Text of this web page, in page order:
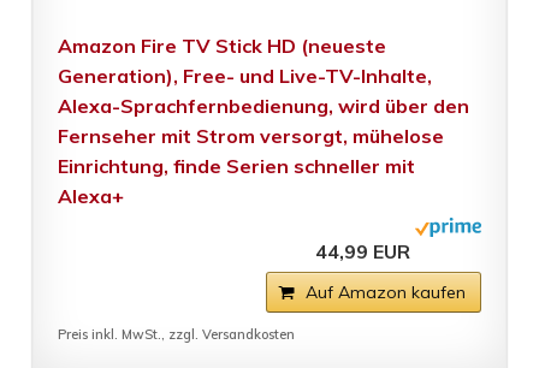
Amazon Fire TV Stick HD (neueste
Generation), Free- und Live-TV-Inhalte,
Alexa-Sprachfernbedienung, wird über den
Fernseher mit Strom versorgt, mühelose
Einrichtung, finde Serien schneller mit
Alexa+
44,99 EUR
Auf Amazon kaufen
Preis inkl. MwSt., zzgl. Versandkosten